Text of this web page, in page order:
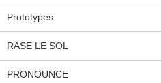
Prototypes
RASE LE SOL
PRONOUNCE